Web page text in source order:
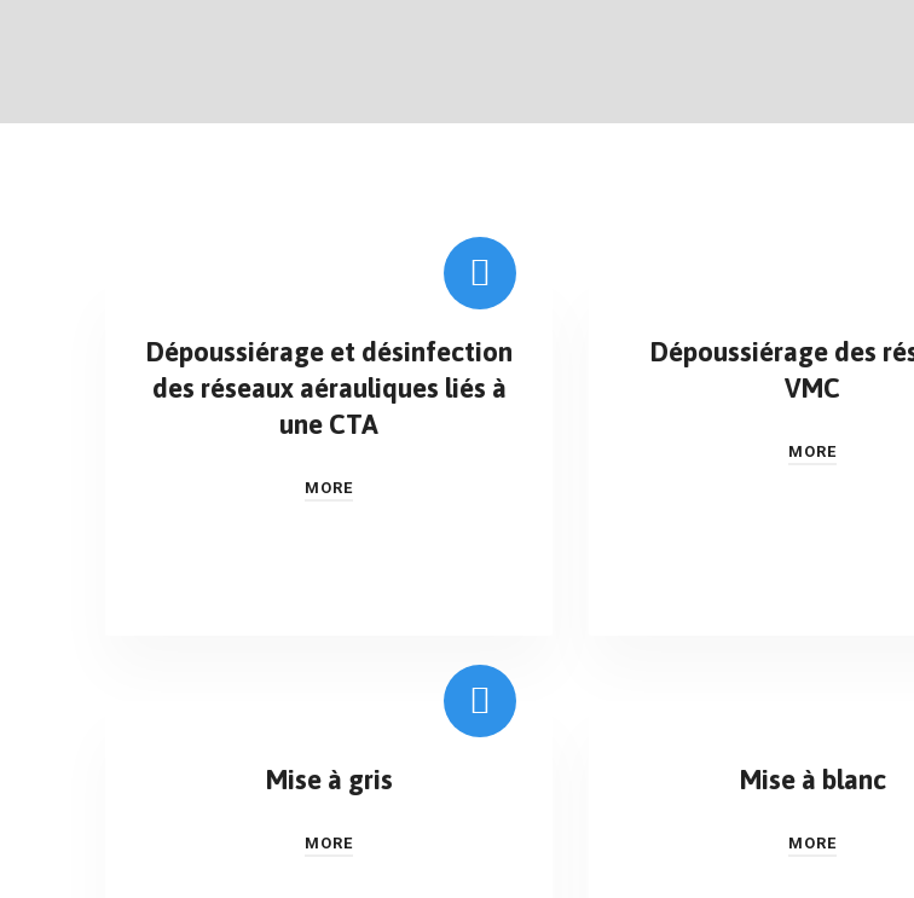
Dépoussiérage et désinfection
des réseaux aérauliques liés à
une CTA
MORE
Dépoussiérage des
VMC
MORE
Mise à gris
MORE
Mise à blanc
MORE